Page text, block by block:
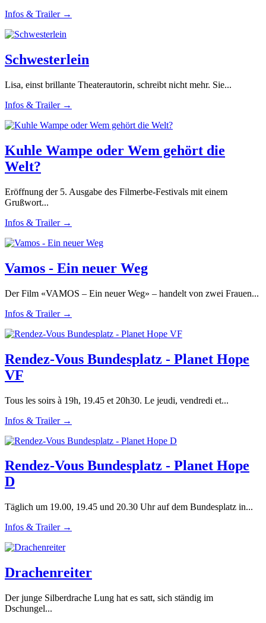
Infos & Trailer →
Schwesterlein
Lisa, einst brillante Theaterautorin, schreibt nicht mehr. Sie...
Infos & Trailer →
Kuhle Wampe oder Wem gehört die
Welt?
Eröffnung der 5. Ausgabe des Filmerbe-Festivals mit einem
Grußwort...
Infos & Trailer →
Vamos - Ein neuer Weg
Der Film «VAMOS – Ein neuer Weg» – handelt von zwei Frauen...
Infos & Trailer →
Rendez-Vous Bundesplatz - Planet Hope
VF
Tous les soirs à 19h, 19.45 et 20h30. Le jeudi, vendredi et...
Infos & Trailer →
Rendez-Vous Bundesplatz - Planet Hope
D
Täglich um 19.00, 19.45 und 20.30 Uhr auf dem Bundesplatz in...
Infos & Trailer →
Drachenreiter
Der junge Silberdrache Lung hat es satt, sich ständig im
Dschungel...